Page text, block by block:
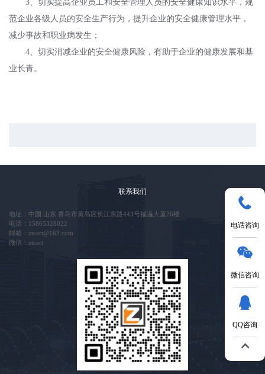
3、切实提高企业员工和安全管理人员的安全健康知识水平，规
范企业各级人员的安全生产行为，提升企业的安全健康管理水平，
减少事故和职业病发生；
4、切实消减企业的安全健康风险，有助于企业的健康发展和基
业长青。
联系我们
地址：中国.山东.青岛市黄岛区长江东路443号福灜大厦26楼
电话：15865328022
邮箱：ztcert@163.com
微信：ztcert
电话咨询
微信咨询
QQ咨询